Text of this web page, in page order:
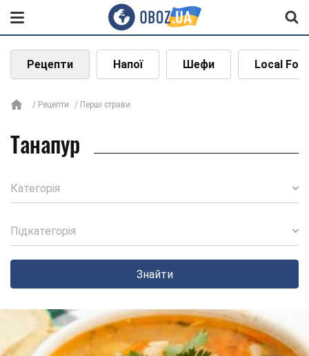
Рецепти Напої Шефи Local
Рецепти Перші страви
Танапур
Категорія
Підкатегорія
Знайти